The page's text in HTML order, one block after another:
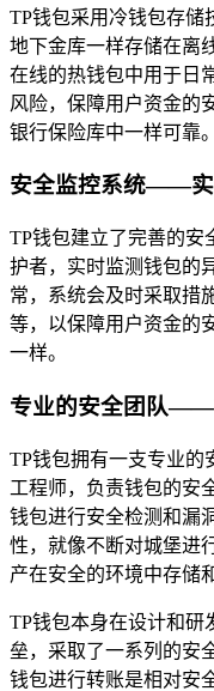
TP钱包采用冷钱包存储
地下金库一样存储在离
在线的热钱包中用于日
风险，保障用户资金的
银行保险库中一样可靠。
安全监控系统——实
TP钱包建立了完善的安
护者，实时监测钱包的
常，系统会及时采取措
等，以保障用户资金的
一样。
专业的安全团队——
TP钱包拥有一支专业的
工程师，负责钱包的安
钱包进行安全检测和漏
性，就像不断对城堡进
产在安全的环境中存储
TP钱包本身在设计和研
垒，采取了一系列的安
钱包进行转账是相对安